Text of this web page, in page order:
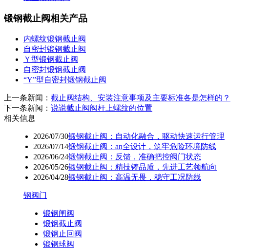
锻钢截止阀相关产品
内螺纹锻钢截止阀
自密封锻钢截止阀
Ｙ型锻钢截止阀
自密封锻钢截止阀
“Y”型自密封锻钢截止阀
上一条新闻： 截止阀结构、安装注意事项及主要标准各是怎样的？
下一条新闻： 说说截止阀阀杆上螺纹的位置
相关信息
2026/07/30锻钢截止阀：自动化融合，驱动快速运行管理
2026/07/14锻钢截止阀：an全设计，筑牢危险环境防线
2026/06/24锻钢截止阀：反馈，准确把控阀门状态
2026/05/26锻钢截止阀：精技铸品质，先进工艺领航向
2026/04/28锻钢截止阀：高温无畏，稳守工况防线
钢阀门
锻钢闸阀
锻钢截止阀
锻钢止回阀
锻钢球阀